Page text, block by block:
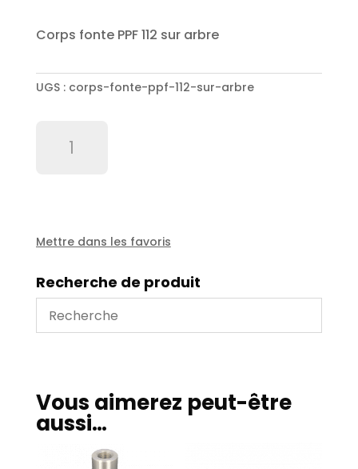
Corps fonte PPF 112 sur arbre
UGS : corps-fonte-ppf-112-sur-arbre
sur
Mettre dans les favoris
Recherche de produit
Vous aimerez peut-être
aussi…